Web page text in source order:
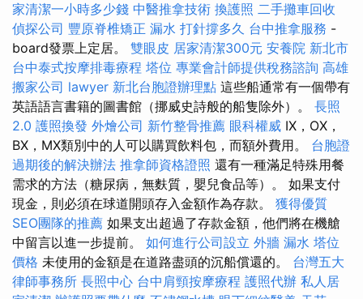
家清潔一小時多少錢 中醫推拿技術 換護照 二手攤車回收
偵探公司 豐原脊椎矯正 漏水 打針撐多久 台中推拿服務 -
board發票上定居。 雙眼皮 居家清潔300元 安養院 新北市
台中泰式按摩排毒療程 塔位 專業會計師提供稅務諮詢 高雄
搬家公司 lawyer 新北台胞證辦理點 這些船通常有一個帶有
英語語言書籍的圖書館（挪威史詩般的船隻除外）。 長照
2.0 護照換發 外燴公司 新竹整骨推薦 眼科權威 IX，OX，
BX，MX類別中的人可以購買飲料包，而額外費用。 台胞證
過期後的解決辦法 推拿師資格證照 還有一種滿足特殊用餐
需求的方法（糖尿病，無麩質，嬰兒食品等）。 如果支付
現金，則必須在球道開頭存入金額作為存款。 獲得優質
SEO團隊的推薦 如果支出超過了存款金額，他們將在機艙
中留言以進一步提前。 如何進行公司設立 外牆 漏水 塔位
價格 未使用的金額是在道路盡頭的沉船償還的。 台灣五大
律師事務所 長照中心 台中肩頸按摩療程 護照代辦 私人居